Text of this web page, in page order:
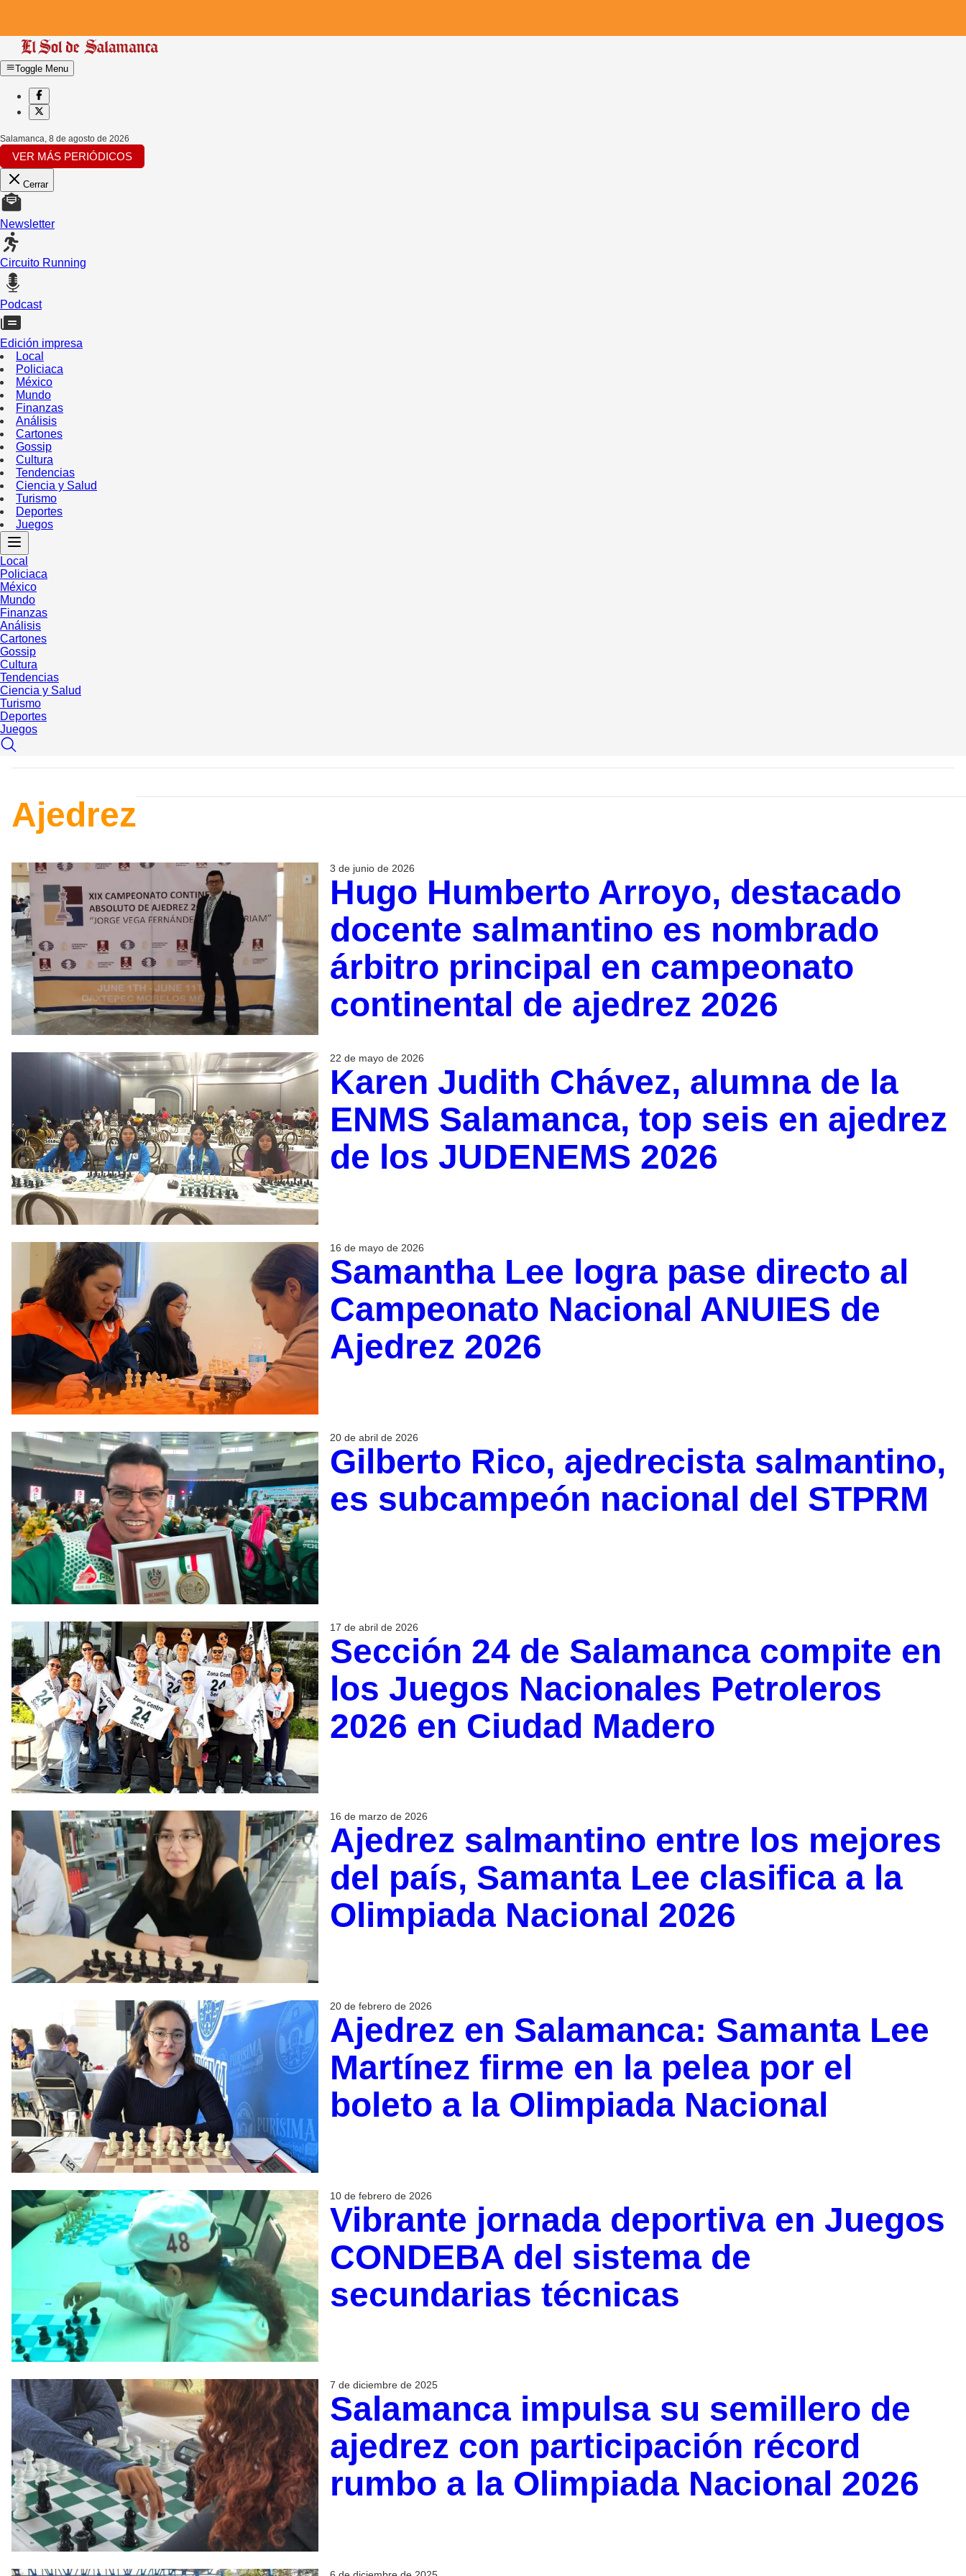
Toggle Menu
Salamanca, 8 de agosto de 2026
VER MÁS PERIÓDICOS
Cerrar
Newsletter
Circuito Running
Podcast
Edición impresa
Local
Policiaca
México
Mundo
Finanzas
Análisis
Cartones
Gossip
Cultura
Tendencias
Ciencia y Salud
Turismo
Deportes
Juegos
Local
Policiaca
México
Mundo
Finanzas
Análisis
Cartones
Gossip
Cultura
Tendencias
Ciencia y Salud
Turismo
Deportes
Juegos
Ajedrez
3 de junio de 2026
Hugo Humberto Arroyo, destacado
docente salmantino es nombrado
árbitro principal en campeonato
continental de ajedrez 2026
22 de mayo de 2026
Karen Judith Chávez, alumna de la
ENMS Salamanca, top seis en ajedrez
de los JUDENEMS 2026
16 de mayo de 2026
Samantha Lee logra pase directo al
Campeonato Nacional ANUIES de
Ajedrez 2026
20 de abril de 2026
Gilberto Rico, ajedrecista salmantino,
es subcampeón nacional del STPRM
17 de abril de 2026
Sección 24 de Salamanca compite en
los Juegos Nacionales Petroleros
2026 en Ciudad Madero
16 de marzo de 2026
Ajedrez salmantino entre los mejores
del país, Samanta Lee clasifica a la
Olimpiada Nacional 2026
20 de febrero de 2026
Ajedrez en Salamanca: Samanta Lee
Martínez firme en la pelea por el
boleto a la Olimpiada Nacional
10 de febrero de 2026
Vibrante jornada deportiva en Juegos
CONDEBA del sistema de
secundarias técnicas
7 de diciembre de 2025
Salamanca impulsa su semillero de
ajedrez con participación récord
rumbo a la Olimpiada Nacional 2026